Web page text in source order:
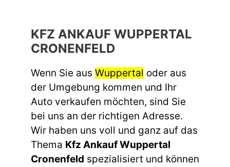
KFZ ANKAUF WUPPERTAL
CRONENFELD
Wenn Sie aus Wuppertal oder aus
der Umgebung kommen und Ihr
Auto verkaufen möchten, sind Sie
bei uns an der richtigen Adresse.
Wir haben uns voll und ganz auf das
Thema Kfz Ankauf Wuppertal
Cronenfeld spezialisiert und können